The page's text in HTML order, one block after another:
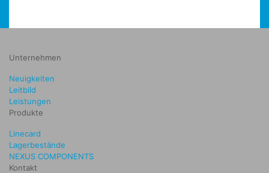
Unternehmen
Neuigkeiten
Leitbild
Leistungen
Produkte
Linecard
Lagerbestände
NEXUS COMPONENTS
Kontakt